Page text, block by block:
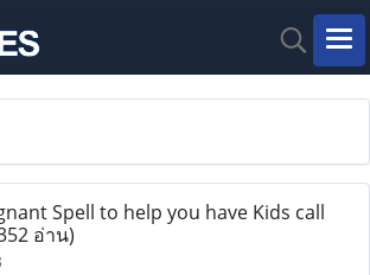
Spell to help you have Kids call
อ่าน)